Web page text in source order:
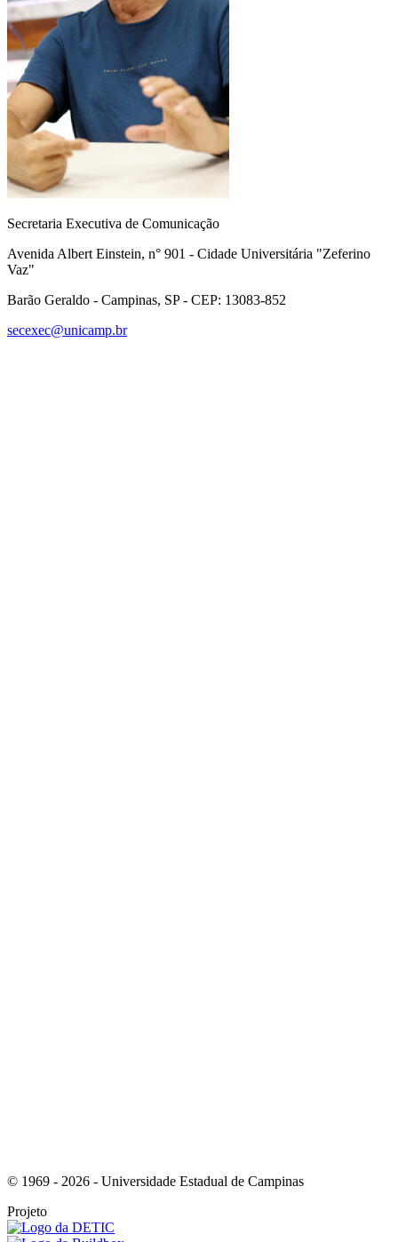
Secretaria Executiva de Comunicação
Avenida Albert Einstein, n° 901 - Cidade Universitária "Zeferino
Vaz"
Barão Geraldo - Campinas, SP - CEP: 13083-852
secexec@unicamp.br
© 1969 - 2026 - Universidade Estadual de Campinas
Projeto